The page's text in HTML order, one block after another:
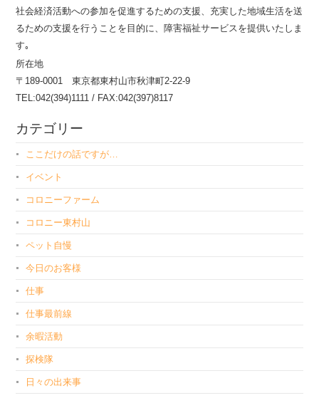
社会経済活動への参加を促進するための支援、充実した地域生活を送
るための支援を行うことを目的に、障害福祉サービスを提供いたしま
す｡
所在地
〒189-0001 東京都東村山市秋津町2-22-9
TEL:042(394)1111 / FAX:042(397)8117
カテゴリー
ここだけの話ですが…
イベント
コロニーファーム
コロニー東村山
ペット自慢
今日のお客様
仕事
仕事最前線
余暇活動
探検隊
日々の出来事